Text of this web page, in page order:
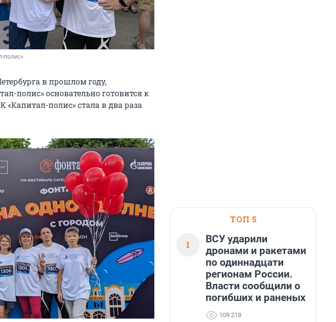
полис»
в прошлом году,
полис» основательно готовится к
полис» стала в два раза
ТОП 5
1
ВСУ ударили
дронами и ракетами
по одиннадцати
регионам России.
Власти сообщили о
погибших и раненых
109 218